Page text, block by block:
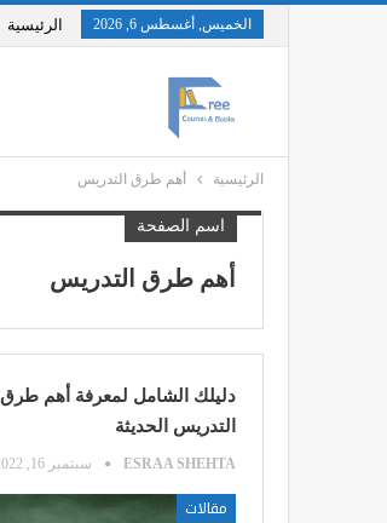
الخميس, أغسطس 6, 2026 الرئيسية
الرئيسية أهم طرق التدريس
اسم الصفحة
أهم طرق التدريس
دليلك الشامل لمعرفة أهم طرق
التدريس الحديثة
ESRAA SHEHTA سبتمبر 16, 2022
مقالات